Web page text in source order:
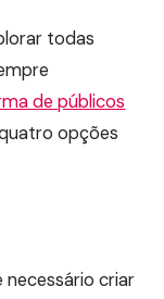
todas
de públicos
opções
necessário criar